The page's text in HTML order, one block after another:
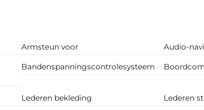
Armsteun voor Audio-
Bandenspanningscontrolesysteem
Lederen bekleding Lederen